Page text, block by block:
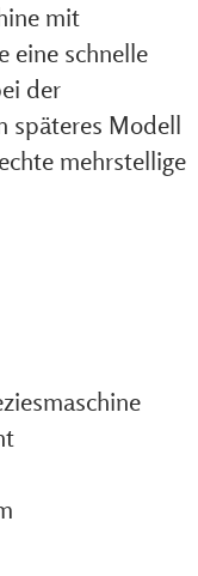
mit
eine schnelle
der
späteres Modell
mehrstellige